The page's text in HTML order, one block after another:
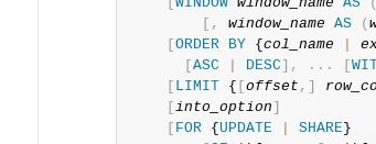
[ , window_name AS (
[ORDER BY {col_name
[ASC DESC] , . . . [
[ LIMIT { [offset , ]
[into_option]
[ FOR {UPDATE SHARE}